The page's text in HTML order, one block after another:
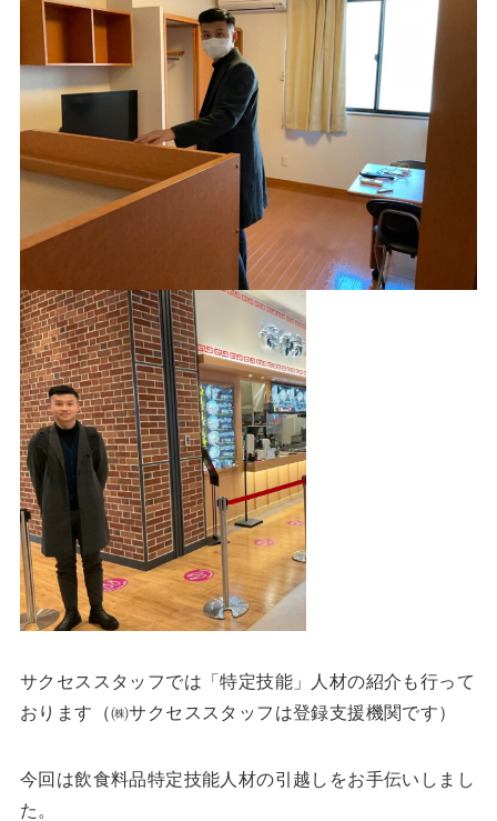
サクセススタッフでは「特定技能」人材の紹介も行って
おります（㈱サクセススタッフは登録支援機関です）
今回は飲食料品特定技能人材の引越しをお手伝いしまし
た。